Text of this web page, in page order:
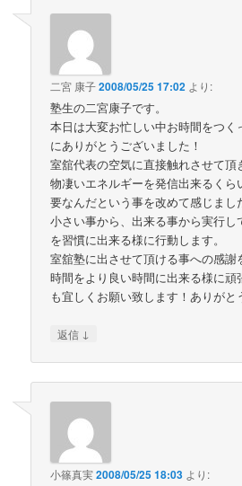
二宮 康子2008/05/25 17:02 より:
塾生の二宮康子です。
本日は大変お忙しい中お時間をつく
にありがとうございました！
室舘代表の空気に直接触れさせて頂
物凄いエネルギーを発信出来るくら
要なんだという事を改めて感じまし
小さい事から、出来る事から実行し
を習慣に出来る様に行動します。
室舘塾に出させて頂ける事への感謝
時間をより良い時間に出来る様に頑
も宜しくお願い致します！ありがと
返信 ↓
小篠真実2008/05/25 18:03 より: